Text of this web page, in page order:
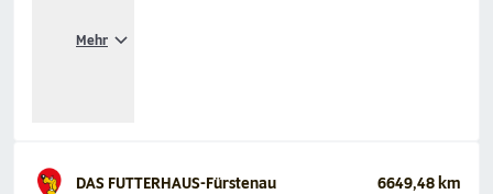
Mehr
DAS FUTTERHAUS-Fürstenau 6649,48 km